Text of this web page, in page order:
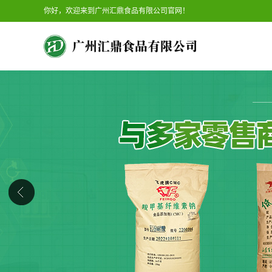
你好，欢迎来到广州汇鼎食品有限公司官网！